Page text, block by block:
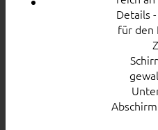
Details
für den